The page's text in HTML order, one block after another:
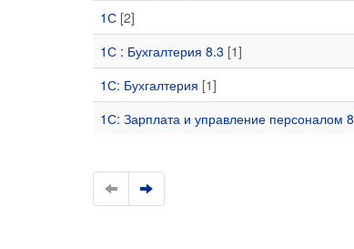
1С [2]
1С : Бухгалтерия 8.3 [1]
1С: Бухгалтерия [1]
1С: Зарплата и управление персоналом 8